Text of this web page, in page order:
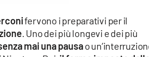
fervono i preparativi per il
. Uno dei più longevi e dei più
mai una pausao